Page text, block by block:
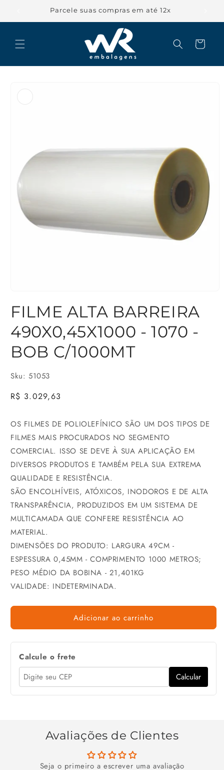
conteúdo
Parcele suas compras em até 12x
Carrinho
mídia
na
janela
FILME ALTA BARREIRA
490X0,45X1000 - 1070 -
BOB C/1000MT
Sku: 51053
Preço
R$ 3.029,63
OS FILMES DE POLIOLEFÍNICO SÃO UM DOS TIPOS DE
FILMES MAIS PROCURADOS NO SEGMENTO
COMERCIAL. ISSO SE DEVE À SUA APLICAÇÃO EM
DIVERSOS PRODUTOS E TAMBÉM PELA SUA EXTREMA
QUALIDADE E RESISTÊNCIA.
SÃO ENCOLHÍVEIS, ATÓXICOS, INODOROS E DE ALTA
TRANSPARÊNCIA, PRODUZIDOS EM UM SISTEMA DE
MULTICAMADA QUE CONFERE RESISTÊNCIA AO
MATERIAL.
DIMENSÕES DO PRODUTO: LARGURA 49CM -
ESPESSURA 0,45MM - COMPRIMENTO 1000 METROS;
PESO MÉDIO DA BOBINA - 21,401KG
VALIDADE: INDETERMINADA.
Adicionar ao carrinho
Calcule o frete
Calcular
Avaliações de Clientes
Seja o primeiro a escrever uma avaliação